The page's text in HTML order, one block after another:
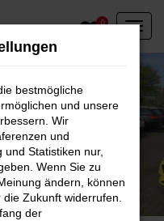
0
Ort
bestmögliche
und unsere
Wir
und
Statistiken nur,
Wenn Sie zu
ändern, können
Zukunft widerrufen.
der